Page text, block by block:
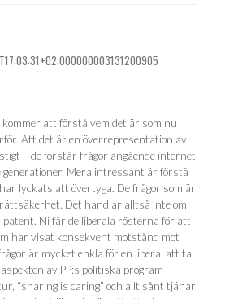
kommer att förstå vem det är som nu
Att det är en överrepresentation av
– de förstår frågor angående internet
generationer. Mera intressant är förstå
lyckats att övertyga. De frågor som är
Det handlar alltså inte om
patent. Ni får de liberala rösterna för att
har visat konsekvent motstånd mot
är mycket enkla för en liberal att ta
av PP:s politiska program –
“sharing is caring” och allt sånt tjänar